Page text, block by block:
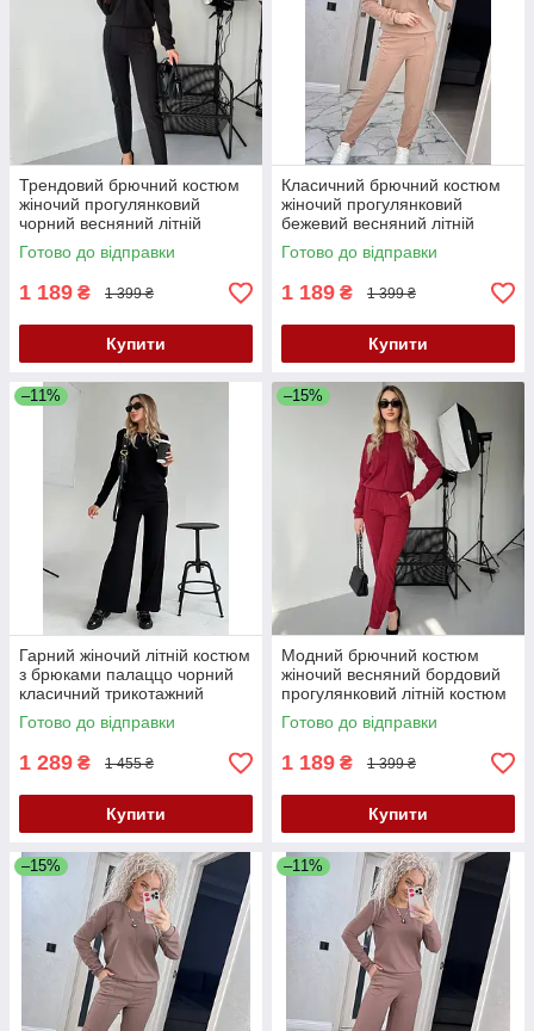
Трендовий брючний костюм
жіночий прогулянковий
чорний весняний літній
костюм жіночий трикотажний
костюм двійка
Готово до відправки
1 189 ₴ 1 399 ₴
Купити
Класичний брючний костюм
жіночий прогулянковий
бежевий весняний літній
костюм жіночий трикотаж
костюм на літо
Готово до відправки
1 189 ₴ 1 399 ₴
Купити
–11%
Гарний жіночий літній костюм
з брюками палаццо чорний
класичний трикотажний
костюм із широкими штанами
Готово до відправки
1 289 ₴ 1 455 ₴
Купити
–15%
Модний брючний костюм
жіночий весняний бордовий
прогулянковий літній костюм
жіночий трикотажний костюм
двійка весна
Готово до відправки
1 189 ₴ 1 399 ₴
Купити
–15% –11%